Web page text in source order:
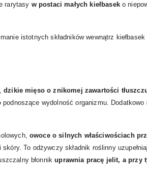
rarytasy w postaci małych kiełbaseko
istotnych składników wewnątrz
dzikie mięso o znikomej zawartości
podnoszące wydolność organizmu.
owoce o silnych właściwościach
To odżywczy składnik roślinny
błonnikuprawnia pracę jelit, a przy